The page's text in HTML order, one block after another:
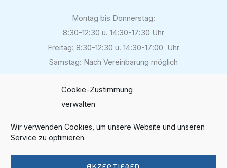
Cookie-Zustimmung
verwalten
Wir verwenden Cookies, um unsere Website und unseren
Service zu optimieren.
Montag bis Donnerstag:
8:30-12:30 u. 14:30-17:30 Uhr
Freitag: 8:30-12:30 u. 14:30-17:00 Uhr
Samstag: Nach Vereinbarung möglich